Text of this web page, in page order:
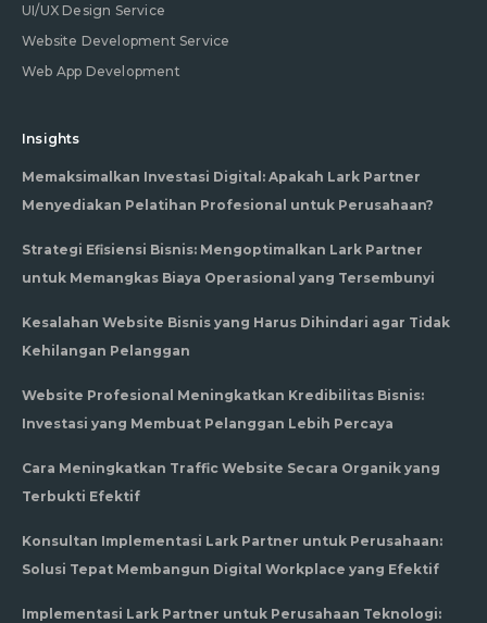
UI/UX Design Service
Website Development Service
Web App Development
Insights
Memaksimalkan Investasi Digital: Apakah Lark Partner
Menyediakan Pelatihan Profesional untuk Perusahaan?
Strategi Efisiensi Bisnis: Mengoptimalkan Lark Partner
untuk Memangkas Biaya Operasional yang Tersembunyi
Kesalahan Website Bisnis yang Harus Dihindari agar Tidak
Kehilangan Pelanggan
Website Profesional Meningkatkan Kredibilitas Bisnis:
Investasi yang Membuat Pelanggan Lebih Percaya
Cara Meningkatkan Traffic Website Secara Organik yang
Terbukti Efektif
Konsultan Implementasi Lark Partner untuk Perusahaan:
Solusi Tepat Membangun Digital Workplace yang Efektif
Implementasi Lark Partner untuk Perusahaan Teknologi: